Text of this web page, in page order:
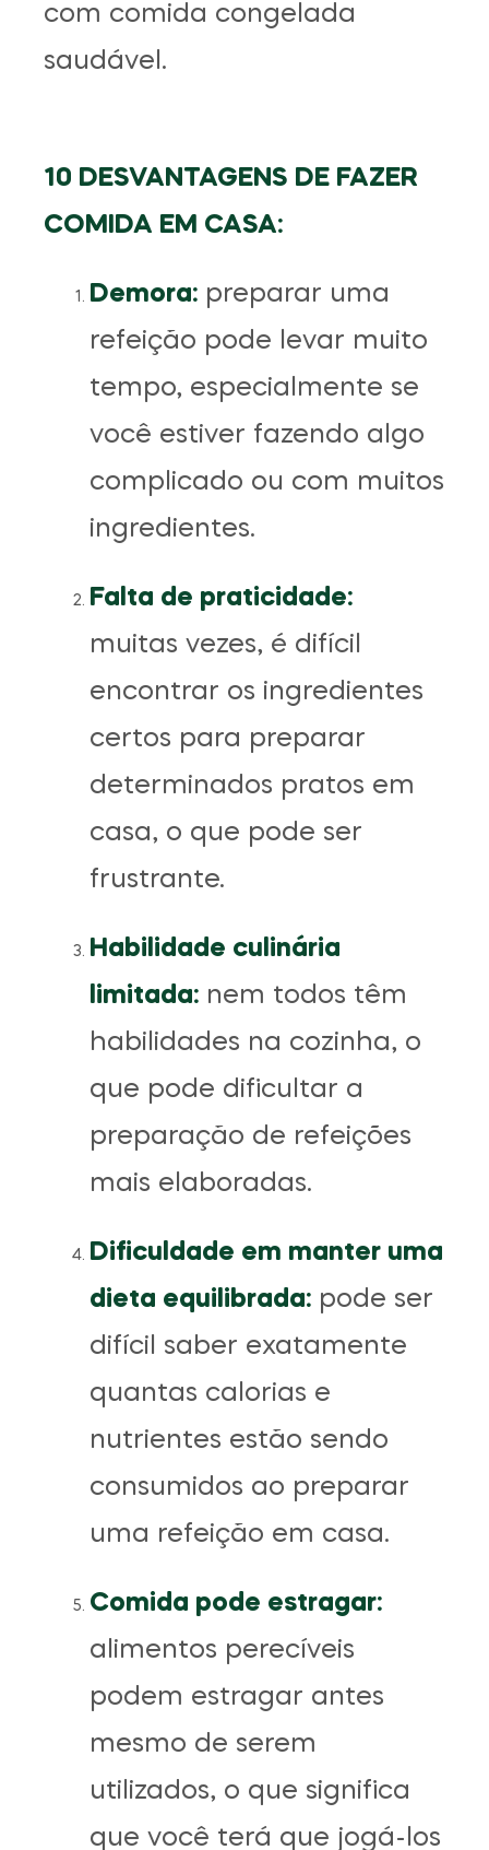
com comida congelada
saudável.
10 DESVANTAGENS DE FAZER
COMIDA EM CASA:
Demora: preparar uma
refeição pode levar muito
tempo, especialmente se
você estiver fazendo algo
complicado ou com muitos
ingredientes.
Falta de praticidade:
muitas vezes, é difícil
encontrar os ingredientes
certos para preparar
determinados pratos em
casa, o que pode ser
frustrante.
Habilidade culinária
limitada: nem todos têm
habilidades na cozinha, o
que pode dificultar a
preparação de refeições
mais elaboradas.
Dificuldade em manter uma
dieta equilibrada: pode ser
difícil saber exatamente
quantas calorias e
nutrientes estão sendo
consumidos ao preparar
uma refeição em casa.
Comida pode estragar:
alimentos perecíveis
podem estragar antes
mesmo de serem
utilizados, o que significa
que você terá que jogá-los